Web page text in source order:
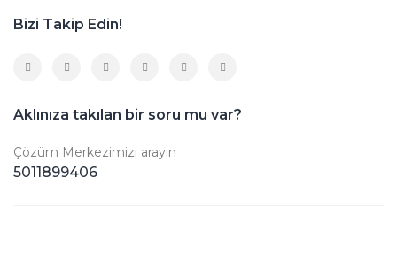
Bizi Takip Edin!
Aklınıza takılan bir soru mu var?
Çözüm Merkezimizi arayın
5011899406